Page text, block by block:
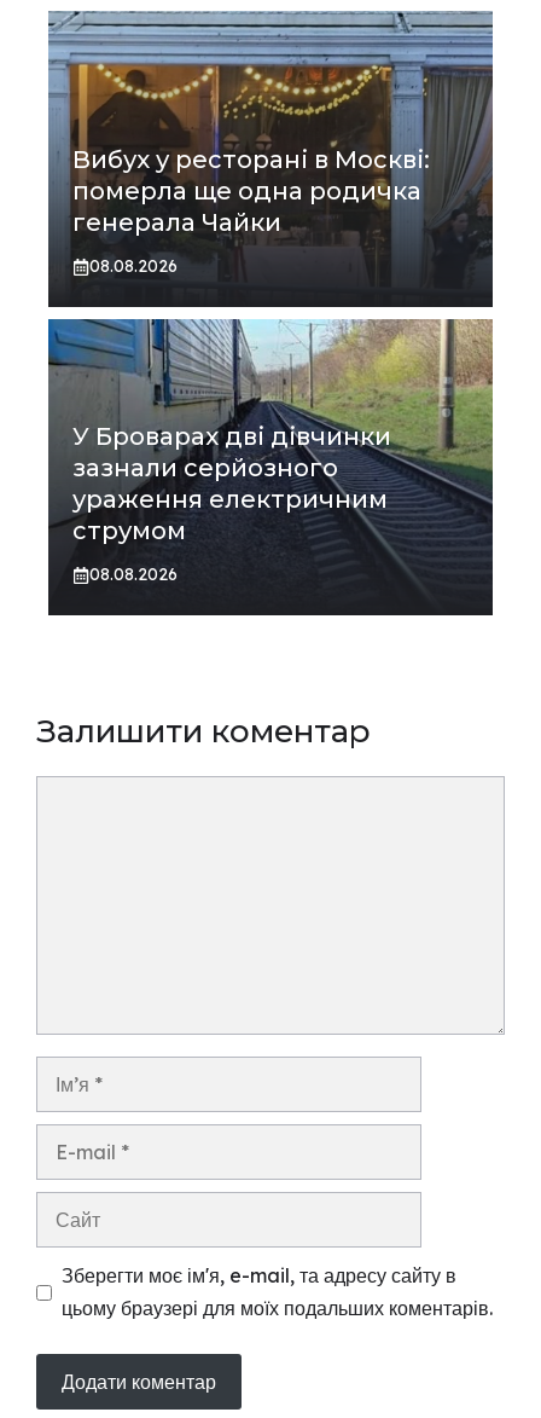
Вибух у ресторані в Москві:
померла ще одна родичка
генерала Чайки
08.08.2026
У Броварах дві дівчинки
зазнали серйозного
ураження електричним
струмом
08.08.2026
Залишити коментар
Ім’я
Сайт
Зберегти моє ім'я, e-mail, та адресу сайту в
цьому браузері для моїх подальших коментарів.